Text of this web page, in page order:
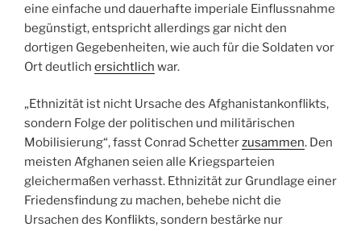
eine einfache und dauerhafte imperiale Einflussnahme
begünstigt, entspricht allerdings gar nicht den
dortigen Gegebenheiten, wie auch für die Soldaten vor
Ort deutlich ersichtlich war.
„Ethnizität ist nicht Ursache des Afghanistankonflikts,
sondern Folge der politischen und militärischen
Mobilisierung“, fasst Conrad Schetterzusammen. Den
meisten Afghanen seien alle Kriegsparteien
gleichermaßen verhasst. Ethnizität zur Grundlage einer
Friedensfindung zu machen, behebe nicht die
Ursachen des Konflikts, sondern bestärke nur